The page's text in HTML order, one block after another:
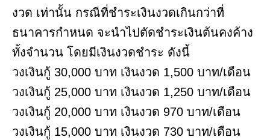
งวด เท่านั้น กรณีที่ชำระเงินงวดเกินกว่าที่
ธนาคารกำหนด จะนำไปตัดชำระเงินต้นคงค้าง
ทั้งจำนวน โดยมีเงินงวดชำระ ดังนี้
วงเงินกู้ 30,000 บาท เงินงวด 1,500 บาท/เดือน
วงเงินกู้ 25,000 บาท เงินงวด 1,250 บาท/เดือน
วงเงินกู้ 20,000 บาท เงินงวด 970 บาท/เดือน
วงเงินกู้ 15,000 บาท เงินงวด 730 บาท/เดือน